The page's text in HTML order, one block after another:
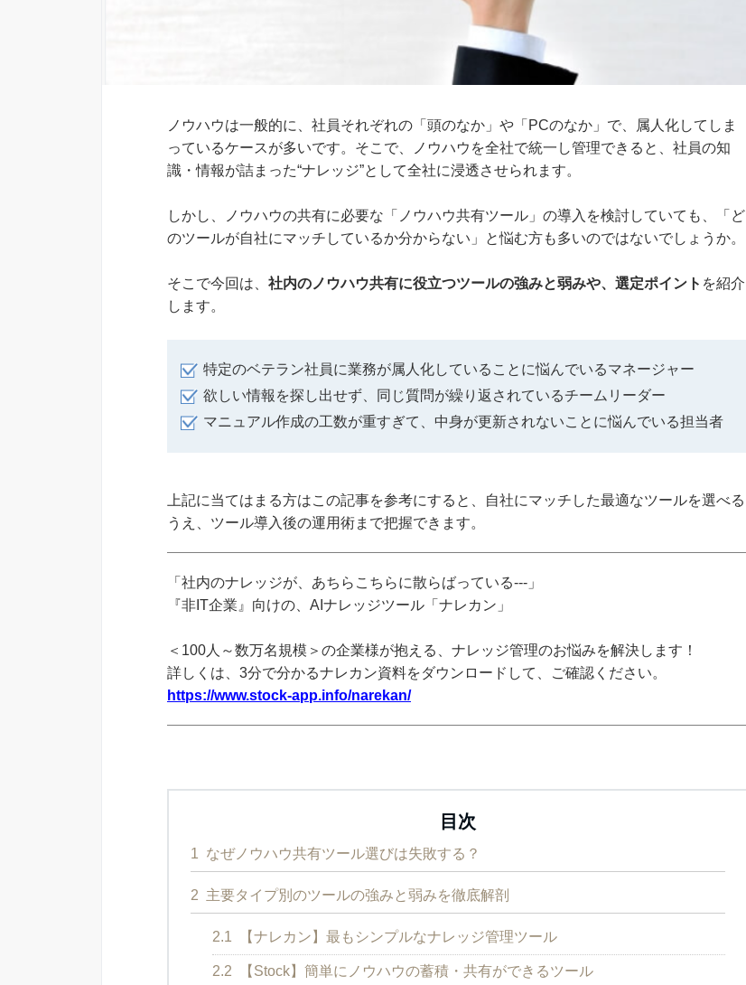
ノウハウは一般的に、社員それぞれの「頭のなか」や「PCのなか」で、属人化してしま
っているケースが多いです。そこで、ノウハウを全社で統一し管理できると、社員の知
識・情報が詰まった“ナレッジ”として全社に浸透させられます。
しかし、ノウハウの共有に必要な「ノウハウ共有ツール」の導入を検討していても、「ど
のツールが自社にマッチしているか分からない」と悩む方も多いのではないでしょうか。
そこで今回は、 社内のノウハウ共有に役立つツールの強みと弱みや、選定ポイント を紹介
します。
特定のベテラン社員に業務が属人化していることに悩んでいるマネージャー
欲しい情報を探し出せず、同じ質問が繰り返されているチームリーダー
マニュアル作成の工数が重すぎて、中身が更新されないことに悩んでいる担当者
上記に当てはまる方はこの記事を参考にすると、自社にマッチした最適なツールを選べる
うえ、ツール導入後の運用術まで把握できます。
「社内のナレッジが、あちらこちらに散らばっている---」
『非IT企業』向けの、AIナレッジツール「ナレカン」
＜100人～数万名規模＞の企業様が抱える、ナレッジ管理のお悩みを解決します！
詳しくは、3分で分かるナレカン資料をダウンロードして、ご確認ください。
https://www.stock-app.info/narekan/
目次
1 なぜノウハウ共有ツール選びは失敗する？
2 主要タイプ別のツールの強みと弱みを徹底解剖
2.1 【ナレカン】最もシンプルなナレッジ管理ツール
2.2 【Stock】簡単にノウハウの蓄積・共有ができるツール